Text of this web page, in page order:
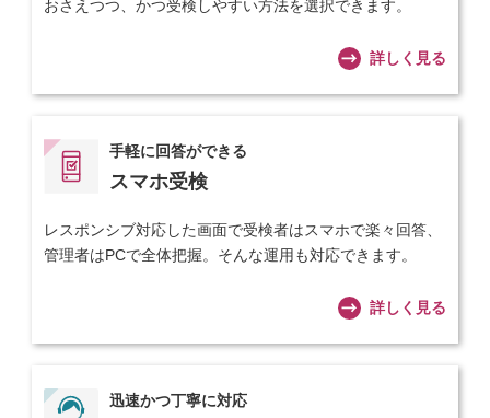
おさえつつ、かつ受検しやすい方法を選択できます。
詳しく見る
手軽に回答ができる
スマホ受検
レスポンシブ対応した画面で受検者はスマホで楽々回答、
管理者はPCで全体把握。そんな運用も対応できます。
詳しく見る
迅速かつ丁寧に対応